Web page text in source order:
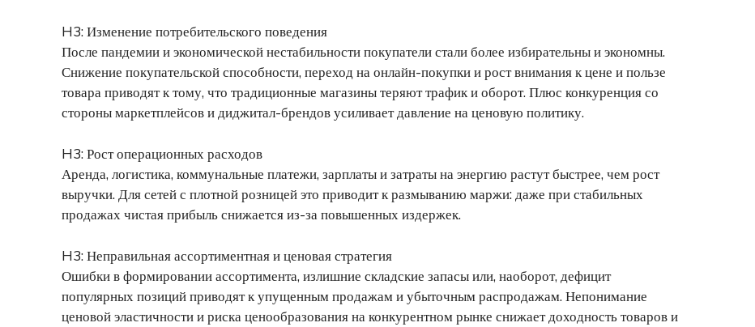
H3: Изменение потребительского поведения
После пандемии и экономической нестабильности покупатели стали более избирательны и экономны.
Снижение покупательской способности, переход на онлайн-покупки и рост внимания к цене и пользе
товара приводят к тому, что традиционные магазины теряют трафик и оборот. Плюс конкуренция со
стороны маркетплейсов и диджитал-брендов усиливает давление на ценовую политику.
H3: Рост операционных расходов
Аренда, логистика, коммунальные платежи, зарплаты и затраты на энергию растут быстрее, чем рост
выручки. Для сетей с плотной розницей это приводит к размыванию маржи: даже при стабильных
продажах чистая прибыль снижается из-за повышенных издержек.
H3: Неправильная ассортиментная и ценовая стратегия
Ошибки в формировании ассортимента, излишние складские запасы или, наоборот, дефицит
популярных позиций приводят к упущенным продажам и убыточным распродажам. Непонимание
ценовой эластичности и риска ценообразования на конкурентном рынке снижает доходность товаров и